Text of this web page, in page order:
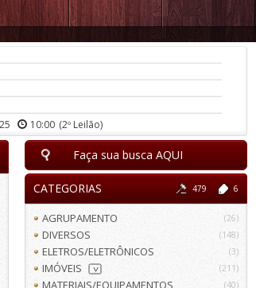
10:00 (2º Leilão)
Faça sua busca AQUI
CATEGORIAS 479 6
AGRUPAMENTO (26)
DIVERSOS (148)
ELETROS/ELETRÔNICOS (3)
IMÓVEIS > (211)
MATERIAIS/EQUIPAMENTOS (40)